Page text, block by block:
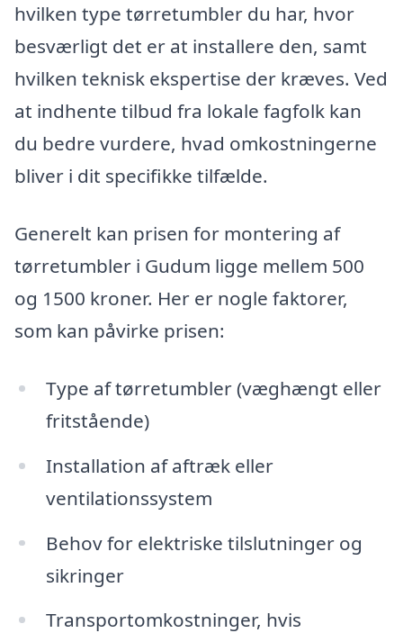
hvilken type tørretumbler du har, hvor
besværligt det er at installere den, samt
hvilken teknisk ekspertise der kræves. Ved
at indhente tilbud fra lokale fagfolk kan
du bedre vurdere, hvad omkostningerne
bliver i dit specifikke tilfælde.
Generelt kan prisen for montering af
tørretumbler i Gudum ligge mellem 500
og 1500 kroner. Her er nogle faktorer,
som kan påvirke prisen:
Type af tørretumbler (væghængt eller
fritstående)
Installation af aftræk eller
ventilationssystem
Behov for elektriske tilslutninger og
sikringer
Transportomkostninger, hvis